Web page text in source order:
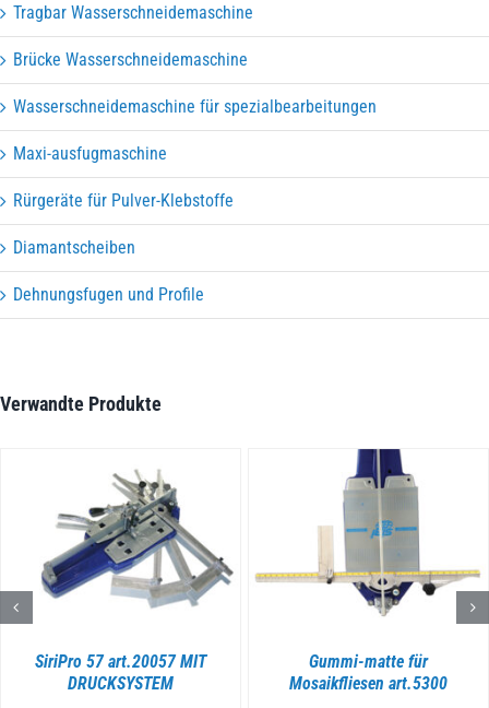
Tragbar Wasserschneidemaschine
Brücke Wasserschneidemaschine
Wasserschneidemaschine für spezialbearbeitungen
Maxi-ausfugmaschine
Rürgeräte für Pulver-Klebstoffe
Diamantscheiben
Dehnungsfugen und Profile
Verwandte Produkte
SiriPro 57 art.20057 MIT
DRUCKSYSTEM
DETAILS
Gummi-matte für
Mosaikfliesen art.5300
DETAILS